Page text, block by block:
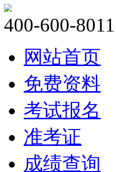
400-600-8011
网站首页
免费资料
考试报名
准考证
成绩查询